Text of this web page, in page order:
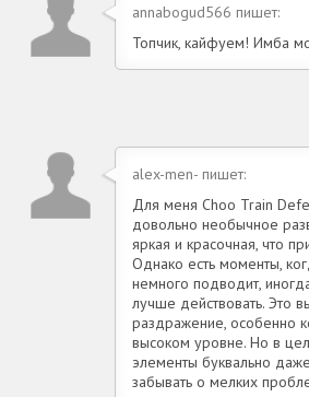
annabogud566 пишет:
Топчик, кайфуем! Имба
alex-men- пишет:
Для меня Choo Train
довольно необычное
яркая и красочная, что
Однако есть моменты,
немного подводит,
лучше действовать. Это
раздражение, особенно
высоком уровне. Но в
элементы буквально
забывать о мелких